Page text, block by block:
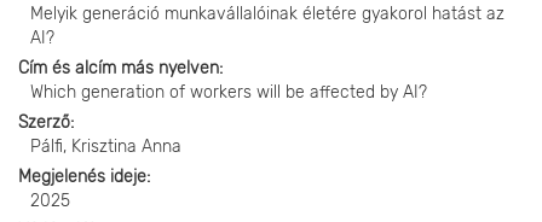
Melyik generáció munkavállalóinak életére gyakorol hatást az
AI?
Cím és alcím más nyelven
Which generation of workers will be affected by AI?
Szerző
Pálfi, Krisztina Anna
Megjelenés ideje
2025